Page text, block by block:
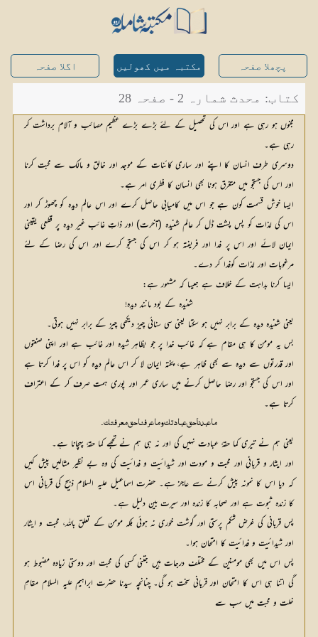
پچھلا صفحہ مکتبہ میں کھولیں اگلا صفحہ
کتاب: محدث شمارہ 2 - صفحہ 28
مجنوں ہو رہی ہے اور اس کی تحصیل کے لئے بڑے بڑے عظیم مصائب و آلام برداشت کر
رہی ہے۔
دوسری طرف انسان کا اپنے اور ساری کائنات کے موجد اور خالق و مالک سے محبت کرنا
اور اس کی جستجو میں متغرق ہونا بھی انسان کا فطری امر ہے۔
ایسا خوش قسمت کون ہے جو اس میں کامیابی حاصل کرے اور اس عالم دیدہ کو چھوڑ کر اور
اس کی لذات کو پس پشت ڈل کر عالم شنیدہ (آخرت) اور ذاتِ غائب غیر دیدہ پر قطعی یقینی
ایمان لائے اور اس پر فدا اور فریفتہ ہو کر اس کی جستجو کرے اور اس کی رضا کے لئے
مرغوبات اور لذات کوفدا کر دے۔
ایسا کرنا بداہت کے خلاف ہے جیسا کہ مشہور ہے:
شنیدہ کے بود مانند دیدہ!
یعنی شنیدہ دیدہ کے برابر نہیں ہو سکتا یعنی سی سنائی چیز دیکھی چیز کے برابر نہیں ہوتی۔
بس یہ مومن کا ہی مقام ہے کہ غائب خدا پر جو بظاہر شیدہ اور غائب ہے اور اپنی صنعتوں
اور قدرتوں سے دیدہ سے بھی ظاہر ہے، پختہ ایمان لا کر اس عالم دیدہ کو اس پر فدا کرتا ہے
اور اس کی جستجو اور رضا حاصل کرنے میں ساری عمر اور پوری ہمت صرف کر کے اعتراف
کرتا ہے۔
ما عبدنا حق عبادتک وما عرفنا حق معرفتک۔
یعنی ہم نے تیری کما حقہٗ عبادت نہیں کی اور نہ ہی ہم نے تجھے کما حقہٗ پہچانا ہے۔
اور ایثار و قربانی اور محبت و مودت اور شیدائیت و فدائیت کی وہ بے نظیر مثالیں پیش کیں
کہ دیا اس کا نمونہ پیش کرنے سے عاجز ہے۔ حضرت اسماعیل علیہ السلام ذبیح کی قربانی اس
کا زندہ ثبوت ہے اور صحابہ کا زندہ اور سیرت بین دلیل ہے۔
پس قربانی کی غرض شکم پرستی اور گوشت خوری نہ ہوئی بلکہ مومن کے تعلق باللہ، محبت و ایثار
اور شیدائیت و فدائیت کا امتحان ہوا۔
پس اس میں بھی مومنین کے مختلف درجات ہیں جتنی کسی کی محبت اور دوستی زیادہ مضبوط ہو
گی اتنا ہی اس کا امتحان اور قربانی سخت ہو گی۔ چنانچہ سیدنا حضرت ابراہیم علیہ السلام مقامِ
خلت و محبت میں سب سے